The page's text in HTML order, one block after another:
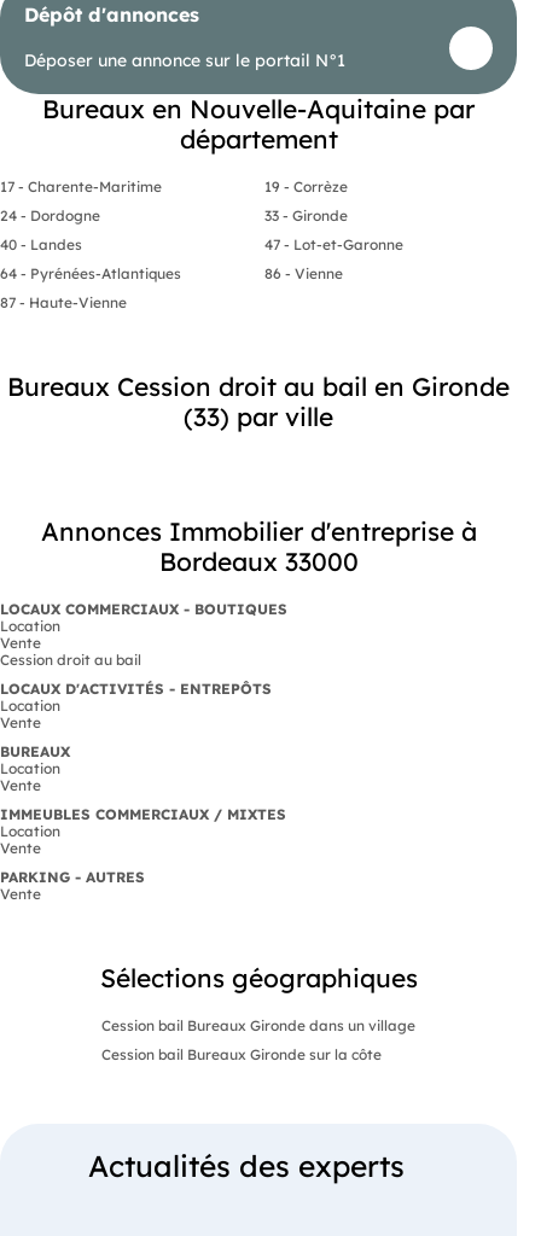
Dépôt d'annonces
Déposer une annonce sur le portail N°1
Bureaux en Nouvelle-Aquitaine par
département
17 - Charente-Maritime
19 - Corrèze
24 - Dordogne
33 - Gironde
40 - Landes
47 - Lot-et-Garonne
64 - Pyrénées-Atlantiques
86 - Vienne
87 - Haute-Vienne
Bureaux Cession droit au bail en Gironde
(33) par ville
Annonces Immobilier d'entreprise à
Bordeaux 33000
LOCAUX COMMERCIAUX - BOUTIQUES
Location
Vente
Cession droit au bail
LOCAUX D'ACTIVITÉS - ENTREPÔTS
Location
Vente
BUREAUX
Location
Vente
IMMEUBLES COMMERCIAUX / MIXTES
Location
Vente
PARKING - AUTRES
Vente
Sélections géographiques
Cession bail Bureaux Gironde dans un village
Cession bail Bureaux Gironde sur la côte
Actualités des experts